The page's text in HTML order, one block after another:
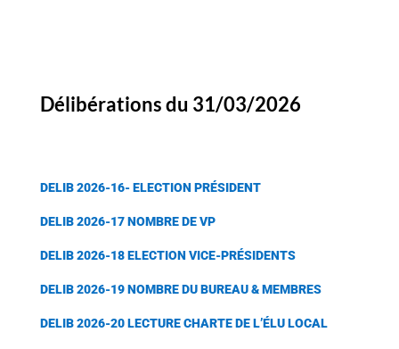
Délibérations du 31/03/2026
DELIB 2026-16- ELECTION PRÉSIDENT
DELIB 2026-17 NOMBRE DE VP
DELIB 2026-18 ELECTION VICE-PRÉSIDENTS
DELIB 2026-19 NOMBRE DU BUREAU & MEMBRES
DELIB 2026-20 LECTURE CHARTE DE L’ÉLU LOCAL